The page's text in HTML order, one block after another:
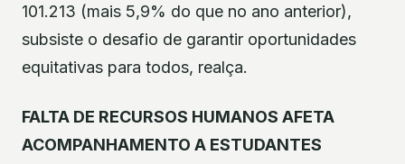
101.213 (mais 5,9% do que no ano anterior),
subsiste o desafio de garantir oportunidades
equitativas para todos, realça.
FALTA DE RECURSOS HUMANOS AFETA
ACOMPANHAMENTO A ESTUDANTES